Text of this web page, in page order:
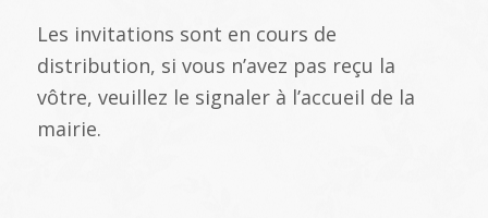
Les invitations sont en cours de
distribution, si vous n’avez pas reçu la
vôtre, veuillez le signaler à l’accueil de la
mairie.